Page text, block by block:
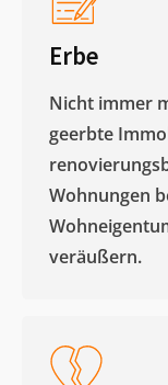
Erbe
Nicht immer
geerbte
Wohnungen
veräußern. ​